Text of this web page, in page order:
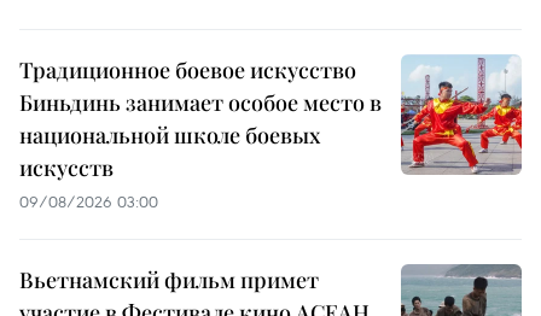
Традиционное боевое искусство
Биньдинь занимает особое место в
национальной школе боевых
искусств
09/08/2026 03:00
Вьетнамский фильм примет